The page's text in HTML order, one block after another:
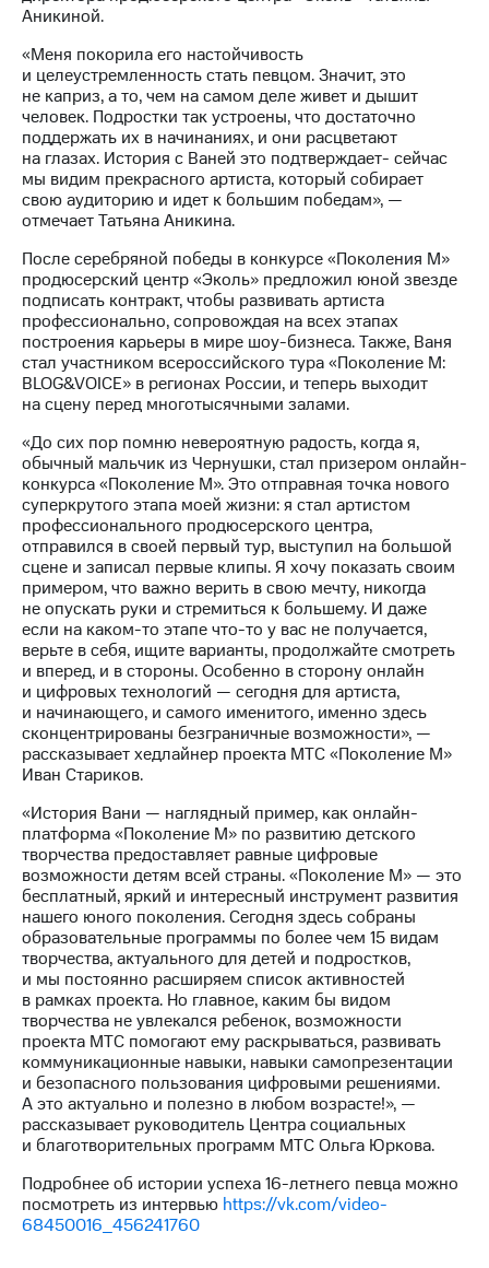
Аникиной.
«Меня покорила его настойчивость
и целеустремленность стать певцом. Значит, это
не каприз, а то, чем на самом деле живет и дышит
человек. Подростки так устроены, что достаточно
поддержать их в начинаниях, и они расцветают
на глазах. История с Ваней это подтверждает- сейчас
мы видим прекрасного артиста, который собирает
свою аудиторию и идет к большим победам», —
отмечает Татьяна Аникина.
После серебряной победы в конкурсе «Поколения М»
продюсерский центр «Эколь» предложил юной звезде
подписать контракт, чтобы развивать артиста
профессионально, сопровождая на всех этапах
построения карьеры в мире шоу-бизнеса. Также, Ваня
стал участником всероссийского тура «Поколение М:
BLOG&VOICE» в регионах России, и теперь выходит
на сцену перед многотысячными залами.
«До сих пор помню невероятную радость, когда я,
обычный мальчик из Чернушки, стал призером онлайн-
конкурса «Поколение М». Это отправная точка нового
суперкрутого этапа моей жизни: я стал артистом
профессионального продюсерского центра,
отправился в своей первый тур, выступил на большой
сцене и записал первые клипы. Я хочу показать своим
примером, что важно верить в свою мечту, никогда
не опускать руки и стремиться к большему. И даже
если на каком-то этапе что-то у вас не получается,
верьте в себя, ищите варианты, продолжайте смотреть
и вперед, и в стороны. Особенно в сторону онлайн
и цифровых технологий — сегодня для артиста,
и начинающего, и самого именитого, именно здесь
сконцентрированы безграничные возможности», —
рассказывает хедлайнер проекта МТС «Поколение М»
Иван Стариков.
«История Вани — наглядный пример, как онлайн-
платформа «Поколение М» по развитию детского
творчества предоставляет равные цифровые
возможности детям всей страны. «Поколение М» — это
бесплатный, яркий и интересный инструмент развития
нашего юного поколения. Сегодня здесь собраны
образовательные программы по более чем 15 видам
творчества, актуального для детей и подростков,
и мы постоянно расширяем список активностей
в рамках проекта. Но главное, каким бы видом
творчества не увлекался ребенок, возможности
проекта МТС помогают ему раскрываться, развивать
коммуникационные навыки, навыки самопрезентации
и безопасного пользования цифровыми решениями.
А это актуально и полезно в любом возрасте!», —
рассказывает руководитель Центра социальных
и благотворительных программ МТС Ольга Юркова.
Подробнее об истории успеха 16-летнего певца можно
посмотреть из интервью https://vk.com/video-
68450016_456241760